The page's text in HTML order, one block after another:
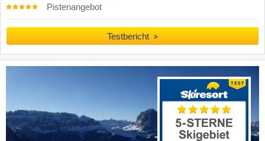
Pistenangebot
Testbericht